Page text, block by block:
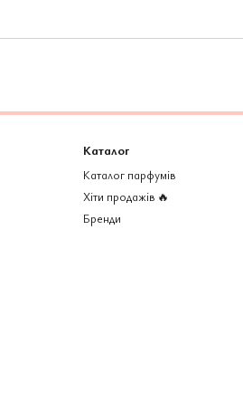
Каталог
Каталог парфумів
Хіти продажів 🔥
Бренди